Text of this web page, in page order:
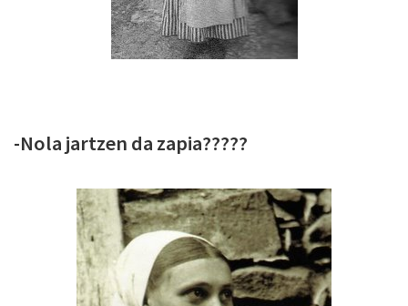
-Nola jartzen da zapia?????